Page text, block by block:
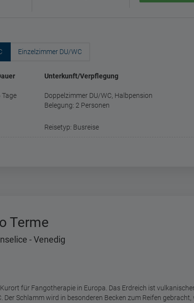
Einzelzimmer DU/WC
Unterkunft/Verpflegung
Tage
Doppelzimmer DU/WC, Halbpension
Belegung: 2 Personen
Reisetyp: Busreise
Terme
- Venedig
für Fangotherapie in Europa. Das Erdreich ist
Der Schlamm wird in besonderen Becken zum Reifen